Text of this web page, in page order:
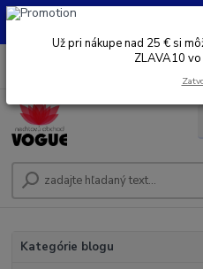
UŽ PRI NÁKUPE OD 30 € SI
EUR
Kategórie blogu
Už pri nákupe nad 25 € si
ZLAVA10